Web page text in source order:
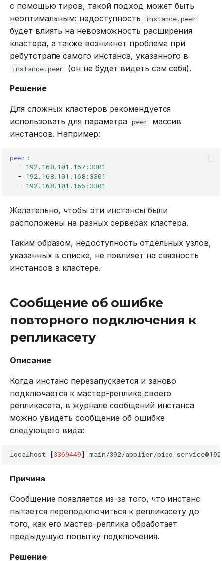
с помощью тиров, такой подход может быть
неоптимальным: недоступность
instance.peer
будет влиять на невозможность расширения
кластера, а также возникнет проблема при
ребутстрапе самого инстанса, указанного в
instance.peer (он не будет видеть сам себя).
Решение
Для сложных кластеров рекомендуется
использовать для параметра peer
массив
инстансов. Например:
peer :
- 192.168.101.167:3301
- 192.168.101.168:3301
- 192.168.101.166:3301
Желательно, чтобы эти инстансы были
расположены на разных серверах кластера.
Таким образом, недоступность отдельных узлов,
указанных в списке, не повлияет на связность
инстансов в кластере.
Сообщение об ошибке
повторного подключения к
репликасету
Описание
Когда инстанс перезапускается и заново
подключается к мастер-реплике своего
репликасета, в журнале сообщений инстанса
можно увидеть сообщение об ошибке
следующего вида:
localhost [3369449] main/392/applier/
Причина
Сообщение появляется из-за того, что инстанс
пытается переподключиться к репликасету до
того, как его мастер-реплика обработает
предыдущую попытку подключения.
Решение